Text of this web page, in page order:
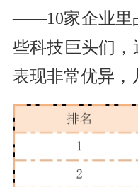
——10家企业里
些科技巨头们
表现非常优异，